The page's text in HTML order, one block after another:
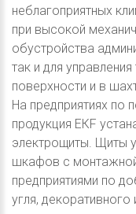
неблагоприятных
при высокой
обустройства
так и для
поверхности и в
На предприятиях по
продукция ЕКF
электрощиты. Щиты
шкафов с
предприятиями по
угля, декоративного